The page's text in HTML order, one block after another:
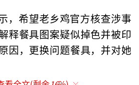
，希望老乡鸡官方核查涉事
释餐具图案疑似掉色并被印
因，更换问题餐具，并对她